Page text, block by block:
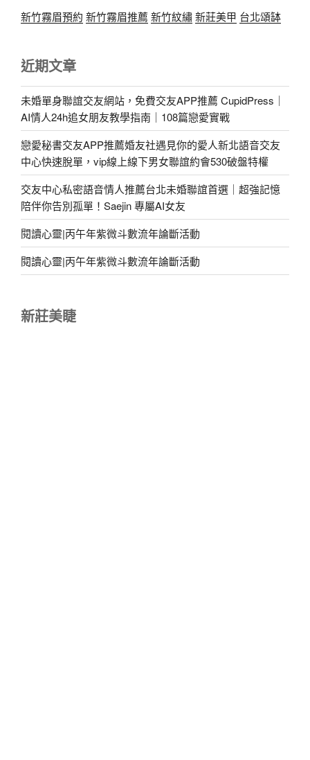
新竹霧眉預約 新竹霧眉推薦 新竹紋繡新莊美甲 台北頌缽
近期文章
未婚單身聯誼交友網站，免費交友APP推薦 CupidPress｜
AI情人24h追女朋友教學指南｜108篇戀愛實戰
戀愛秘書交友APP推薦婚友社遇見你的愛人新北語音交友
中心快速脫單，vip線上線下男女聯誼約會530破盤特權
交友中心私密語音情人推薦台北未婚聯誼首選｜超強記憶
陪伴你告別孤單！Saejin 專屬AI女友
閱讀心靈|丙午年紫微斗數流年論斷活動
閱讀心靈|丙午年紫微斗數流年論斷活動
新莊美睫